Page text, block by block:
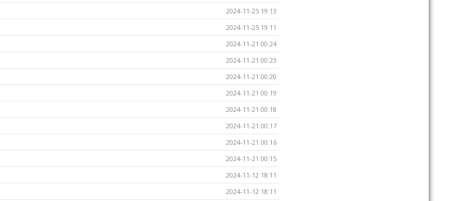
2024-11-25 19:13
2024-11-25 19:11
2024-11-21 00:24
2024-11-21 00:23
2024-11-21 00:20
2024-11-21 00:19
2024-11-21 00:18
2024-11-21 00:17
2024-11-21 00:16
2024-11-21 00:15
2024-11-12 18:11
2024-11-12 18:11